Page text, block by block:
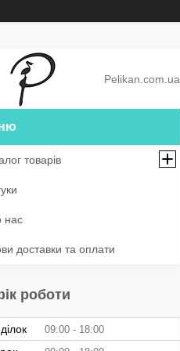
Pelikan.com.ua
товарів
нас
доставки та оплати
роботи
09:00 18:00